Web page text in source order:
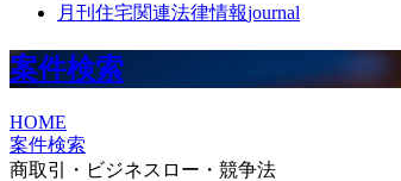
月刊住宅関連法律情報journal
案件検索
HOME
案件検索
商取引・ビジネスロー・競争法